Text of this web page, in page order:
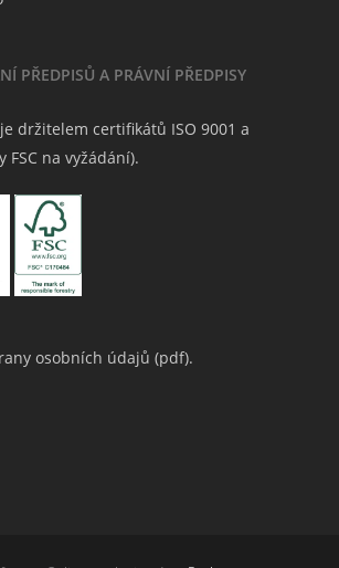
PŘEDPISŮ A PRÁVNÍ PŘEDPISY
držitelem certifikátů ISO 9001 a
FSC na vyžádání).
osobních údajů (pdf).